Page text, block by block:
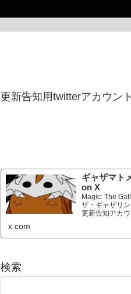
更新告知用twitterアカウン
ギャザマト
on X
Magic: The
ザ・ギャザリ
更新告知アカウ
x.com
検索